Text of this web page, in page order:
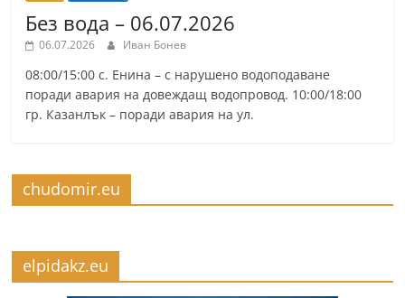
Без вода – 06.07.2026
06.07.2026 Иван Бонев
08:00/15:00 с. Енина – с нарушено водоподаване
поради авария на довеждащ водопровод. 10:00/18:00
гр. Казанлък – поради авария на ул.
chudomir.eu
elpidakz.eu